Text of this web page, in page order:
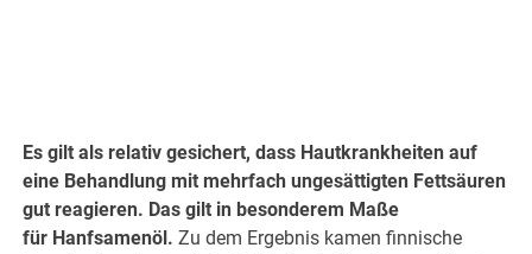
Es gilt als relativ gesichert, dass Hautkrankheiten auf
eine Behandlung mit mehrfach ungesättigten Fettsäuren
gut reagieren. Das gilt in besonderem Maße
für Hanfsamenöl. Zu dem Ergebnis kamen finnische